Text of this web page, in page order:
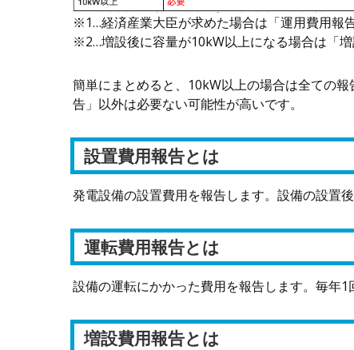
※1…経済産業大臣が求めた場合は「運用費用報
※2…増設後に容量が10kW以上になる場合は「増
簡単にまとめると、10kW以上の場合は全ての
告」以外は必要ない可能性が高いです。
設置費用報告とは
発電設備の設置費用を報告します。設備の設置後
運転費用報告とは
設備の運転にかかった費用を報告します。毎年1
増設費用報告とは